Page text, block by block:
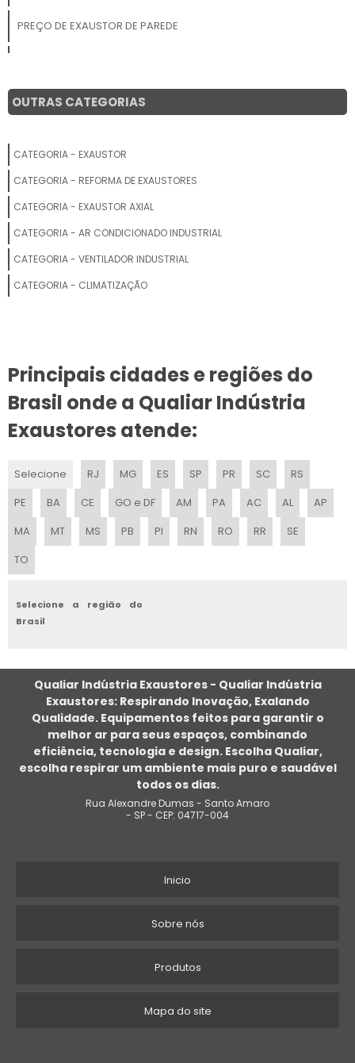
PREÇO DE EXAUSTOR DE PAREDE
EXAUSTOR EOLICO PARA GALPÃO
EXAUSTOR INDUSTRIAL CENTRÍFUGO
VENTILADOR INDUSTRIAL CENTRÍFUGO
EXAUSTOR ALTA VAZÃO 40CM
EMPRESAS DE VENTILAÇÃO E EXAUSTÃO
EXAUSTOR INDUSTRIAL PARA COZINHA
EXAUSTOR CENTRÍFUGO
EXAUSTOR CENTRÍFUGO EM POLIPROPILENO
EMPRESA DE EXAUSTOR
EXAUSTÃO INDUSTRIAL
EXAUSTOR PARA TELHADO
EXAUSTOR CENTRÍFUGO MONOFÁSICO
EXAUSTOR CENTRÍFUGO RADIAL
EXAUSTOR PARA TRABALHO EM ESPAÇO CONFINADO
EXAUSTOR DE CHURRASQUEIRA
OUTRAS CATEGORIAS
CATEGORIA - EXAUSTOR
CATEGORIA - REFORMA DE EXAUSTORES
CATEGORIA - EXAUSTOR AXIAL
CATEGORIA - AR CONDICIONADO INDUSTRIAL
CATEGORIA - VENTILADOR INDUSTRIAL
CATEGORIA - CLIMATIZAÇÃO
Principais cidades e regiões do
Brasil onde a Qualiar Indústria
Exaustores atende:
Selecione RJ MG ES SP PR SC
RS
PE
BA CE GO e DF AM PA AC AL
AP
MA
MT MS PB PI RN RO RR
SE
TO
Selecione a região do
Brasil
Qualiar Indústria Exaustores - Qualiar Indústria
Exaustores: Respirando Inovação, Exalando
Qualidade. Equipamentos feitos para garantir o
melhor ar para seus espaços, combinando
eficiência, tecnologia e design. Escolha Qualiar,
escolha respirar um ambiente mais puro e saudável
todos os dias.
Rua Alexandre Dumas - Santo Amaro
- SP - CEP: 04717-004
Inicio
Sobre nós
Produtos
Mapa do site